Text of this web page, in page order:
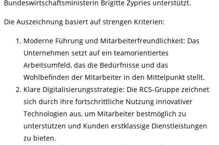
Bundeswirtschaftsministerin Brigitte Zypries unterstützt.
Die Auszeichnung basiert auf strengen Kriterien:
Moderne Führung und Mitarbeiterfreundlichkeit: Das
Unternehmen setzt auf ein teamorientiertes
Arbeitsumfeld, das die Bedürfnisse und das
Wohlbefinden der Mitarbeiter in den Mittelpunkt stellt.
Klare Digitalisierungsstrategie: Die RCS-Gruppe zeichnet
sich durch ihre fortschrittliche Nutzung innovativer
Technologien aus, um Mitarbeiter bestmöglich zu
unterstützen und Kunden erstklassige Dienstleistungen
zu bieten.